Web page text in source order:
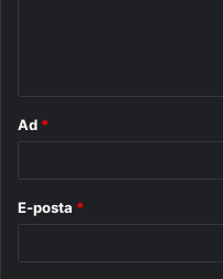
Ad *
E-posta *